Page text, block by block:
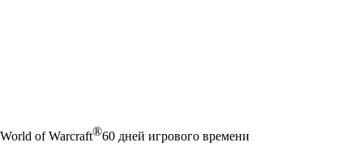
World of Warcraft®60 дней игрового времени